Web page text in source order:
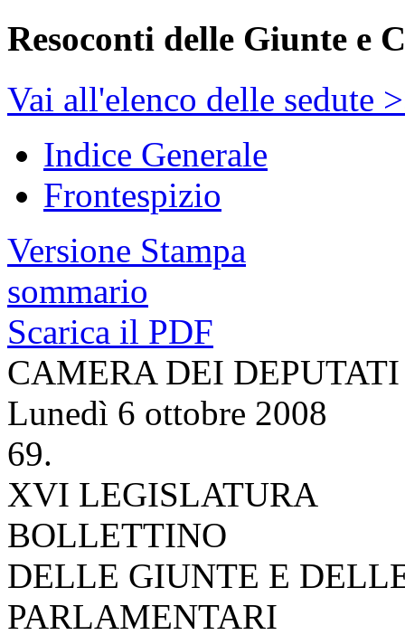
Resoconti delle Giunte e
Vai all'elenco delle sedute
Indice Generale
Frontespizio
Versione Stampa
sommario
Scarica il PDF
CAMERA DEI DEPUTATI
Lunedì 6 ottobre 2008
69.
XVI LEGISLATURA
BOLLETTINO
DELLE GIUNTE E
PARLAMENTARI